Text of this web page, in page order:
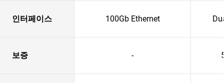
인터페이스 100Gb Ethernet
보증 -